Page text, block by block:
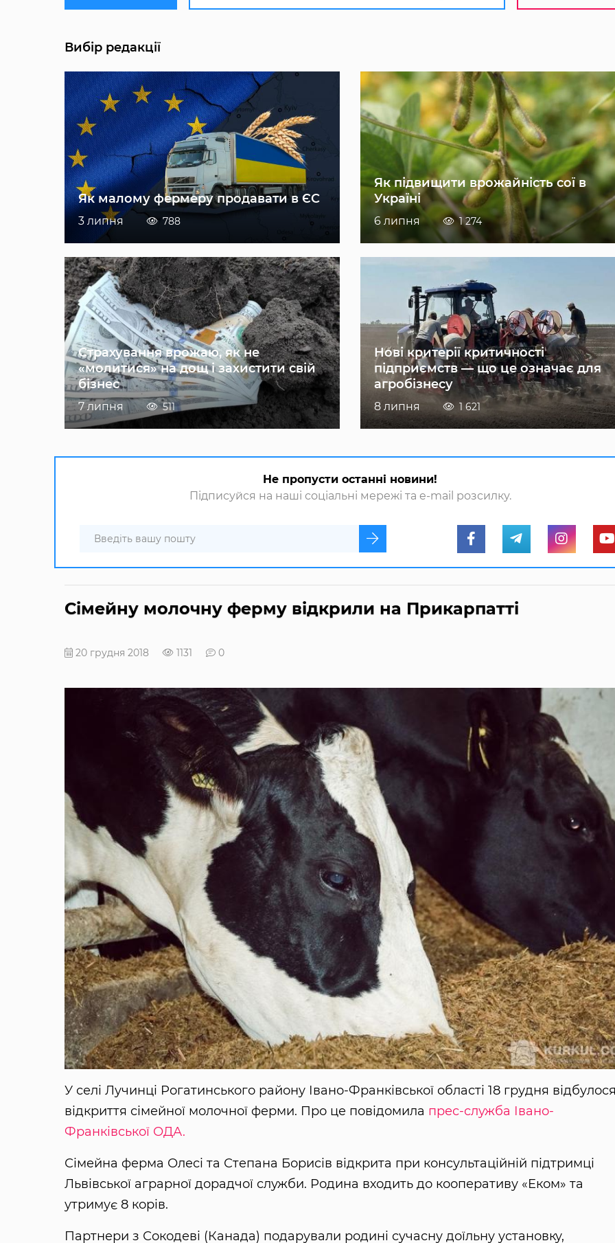
Вибір редакції
Як малому фермеру продавати в ЄС
3 липня 788
Як підвищити врожайність сої в
Україні
6 липня 1 274
Страхування врожаю, як не
«молитися» на дощ і захистити свій
бізнес
7 липня 511
Нові критерії критичності
підприємств — що це означає для
агробізнесу
8 липня 1 621
Не пропусти останні новини!
Підписуйся на наші соціальні мережі та e-mail розсилку.
Сімейну молочну ферму відкрили на Прикарпатті
20 грудня 2018 1131 0
У селі Лучинці Рогатинського району Івано-Франківської області 18 грудня
відкриття сімейної молочної ферми. Про це повідомила прес-служба Івано-
Франківської ОДА.
Сімейна ферма Олесі та Степана Борисів відкрита при консультаційній підтримці
Львівської аграрної дорадчої служби. Родина входить до кооперативу «Еком» та
утримує 8 корів.
Партнери з Сокодеві (Канада) подарували родині сучасну доїльну установку,